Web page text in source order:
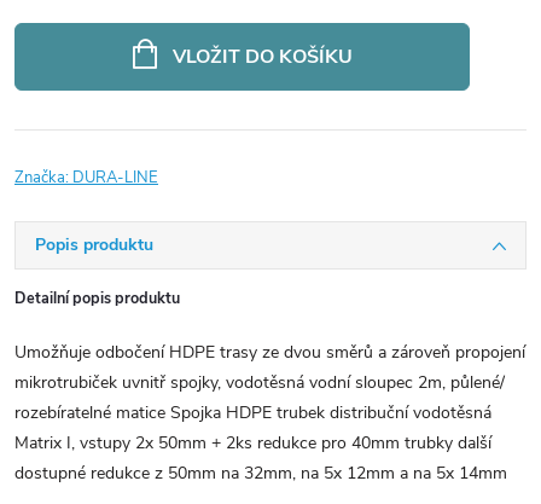
VLOŽIT DO KOŠÍKU
Značka: DURA-LINE
Popis produktu
Detailní popis produktu
Umožňuje odbočení HDPE trasy ze dvou směrů a zároveň propojení
mikrotrubiček uvnitř spojky, vodotěsná vodní sloupec 2m, půlené/
rozebíratelné matice Spojka HDPE trubek distribuční vodotěsná
Matrix I, vstupy 2x 50mm + 2ks redukce pro 40mm trubky další
dostupné redukce z 50mm na 32mm, na 5x 12mm a na 5x 14mm